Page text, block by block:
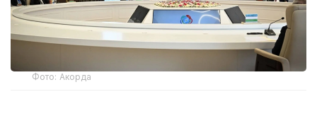
Фото: Акорда